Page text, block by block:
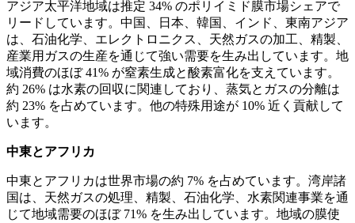
アジア太平洋地域は推定 34% のポリイミド膜市場シェアで
リードしています。中国、日本、韓国、インド、東南アジア
は、石油化学、エレクトロニクス、天然ガスの加工、精製、
産業用ガスの生産を通じて強い需要を生み出しています。地
域消費のほぼ 41% が窒素生成と酸素富化を支えています。
約 26% は水素の回収に関連しており、蒸気とガスの分離は
約 23% を占めています。他の特殊用途が 10% 近く貢献して
います。
中東とアフリカ
中東とアフリカは世界市場の約 7% を占めています。湾岸諸
国は、天然ガスの処理、精製、石油化学、水素関連事業を通
じて地域需要のほぼ 71% を生み出しています。地域の膜使